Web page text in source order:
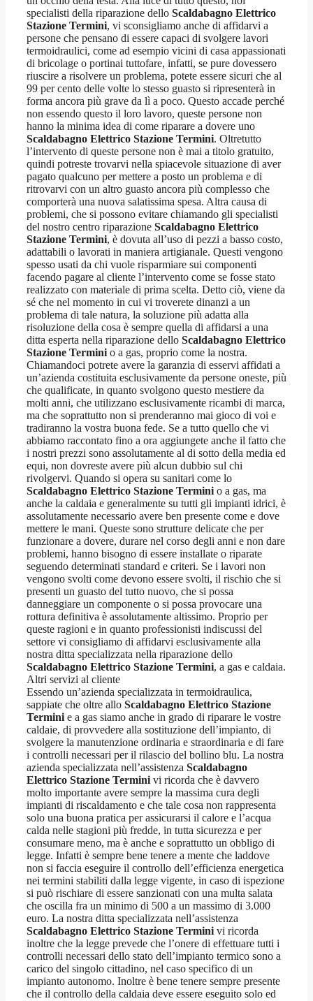
specialisti della riparazione dello Scaldabagno Elettrico
Stazione Termini, vi sconsigliamo anche di affidarvi a
persone che pensano di essere capaci di svolgere lavori
termoidraulici, come ad esempio vicini di casa appassionati
di bricolage o portinai tuttofare, infatti, se pure dovessero
riuscire a risolvere un problema, potete essere sicuri che al
99 per cento delle volte lo stesso guasto si ripresenterà in
forma ancora più grave da lì a poco. Questo accade perché
non essendo questo il loro lavoro, queste persone non
hanno la minima idea di come riparare a dovere uno
Scaldabagno Elettrico Stazione Termini. Oltretutto
l’intervento di queste persone non è mai a titolo gratuito,
quindi potreste trovarvi nella spiacevole situazione di aver
pagato qualcuno per mettere a posto un problema e di
ritrovarvi con un altro guasto ancora più complesso che
comporterà una nuova salatissima spesa. Altra causa di
problemi, che si possono evitare chiamando gli specialisti
del nostro centro riparazione Scaldabagno Elettrico
Stazione Termini, è dovuta all’uso di pezzi a basso costo,
adattabili o lavorati in maniera artigianale. Questi vengono
spesso usati da chi vuole risparmiare sui componenti
facendo pagare al cliente l’intervento come se fosse stato
realizzato con materiale di prima scelta. Detto ciò, viene da
sé che nel momento in cui vi troverete dinanzi a un
problema di tale natura, la soluzione più adatta alla
risoluzione della cosa è sempre quella di affidarsi a una
ditta esperta nella riparazione dello Scaldabagno Elettrico
Stazione Termini o a gas, proprio come la nostra.
Chiamandoci potrete avere la garanzia di esservi affidati a
un’azienda costituita esclusivamente da persone oneste, più
che qualificate, in quanto svolgono questo mestiere da
molti anni, che utilizzano esclusivamente ricambi di marca,
ma che soprattutto non si prenderanno mai gioco di voi e
tradiranno la vostra buona fede. Se a tutto quello che vi
abbiamo raccontato fino a ora aggiungete anche il fatto che
i nostri prezzi sono assolutamente al di sotto della media ed
equi, non dovreste avere più alcun dubbio sul chi
rivolgervi. Quando si opera su sanitari come lo
Scaldabagno Elettrico Stazione Termini o a gas, ma
anche la caldaia e generalmente su tutti gli impianti idrici, è
assolutamente necessario avere ben presente come e dove
mettere le mani. Queste sono strutture delicate che per
funzionare a dovere, durare nel corso degli anni e non dare
problemi, hanno bisogno di essere installate o riparate
seguendo determinati standard e criteri. Se i lavori non
vengono svolti come devono essere svolti, il rischio che si
presenti un guasto del tutto nuovo, che si possa
danneggiare un componente o si possa provocare una
rottura definitiva è assolutamente altissimo. Proprio per
queste ragioni e in quanto professionisti indiscussi del
settore vi consigliamo di affidarvi esclusivamente alla
nostra ditta specializzata nella riparazione dello
Scaldabagno Elettrico Stazione Termini, a gas e caldaia.
Altri servizi al cliente
Essendo un’azienda specializzata in termoidraulica,
sappiate che oltre allo Scaldabagno Elettrico Stazione
Termini e a gas siamo anche in grado di riparare le vostre
caldaie, di provvedere alla sostituzione dell’impianto, di
svolgere la manutenzione ordinaria e straordinaria e di fare
i controlli necessari per il rilascio del bollino blu. La nostra
azienda specializzata nell’assistenza Scaldabagno
Elettrico Stazione Termini vi ricorda che è davvero
molto importante avere sempre la massima cura degli
impianti di riscaldamento e che tale cosa non rappresenta
solo una buona pratica per assicurarsi il calore e l’acqua
calda nelle stagioni più fredde, in tutta sicurezza e per
consumare meno, ma è anche e soprattutto un obbligo di
legge. Infatti è sempre bene tenere a mente che laddove
non si faccia eseguire il controllo dell’efficienza energetica
nei termini stabiliti dalla legge vigente, in caso di ispezione
si può rischiare di essere sanzionati con una multa salata
che oscilla fra un minimo di 500 a un massimo di 3.000
euro. La nostra ditta specializzata nell’assistenza
Scaldabagno Elettrico Stazione Termini vi ricorda
inoltre che la legge prevede che l’onere di effettuare tutti i
controlli necessari dello stato dell’impianto termico sono a
carico del singolo cittadino, nel caso specifico di un
impianto autonomo. Inoltre è bene tenere sempre presente
che il controllo della caldaia deve essere eseguito solo ed